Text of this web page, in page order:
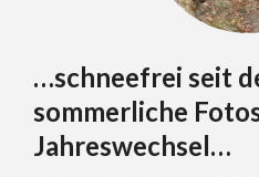
…schneefrei seit
sommerliche
Jahreswechsel…